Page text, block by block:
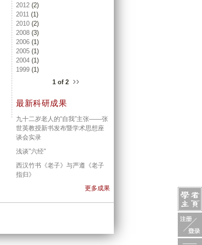
2012 (2)
2011 (1)
2010 (2)
2008 (3)
2006 (1)
2005 (1)
2004 (1)
1999 (1)
1 of 2 ››
最新科研成果
九十二岁老人的“自我”主张——张
世英教授新书发布暨学术思想座
谈会实录
浅谈"六经"
西汉竹书《老子》与严遵《老子
指归》
更多成果